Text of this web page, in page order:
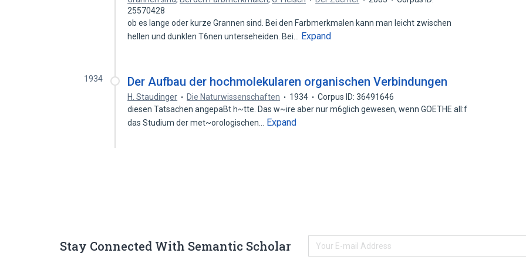
25570428
ob es lange oder kurze Grannen sind. Bei den Farbmerkmalen kann man leicht zwischen
hellen und dunklen T6nen unterseheiden. Bei…
Expand
1934 Der Aufbau der hochmolekularen organischen Verbindungen
H. Staudinger Die Naturwissenschaften 1934
Corpus ID: 36491646
diesen Tatsachen angepaBt h~tte. Das w~ire aber nur m6glich gewesen, wenn GOETHE all:f
das Studium der met~orologischen…
Expand
Stay Connected With Semantic Scholar